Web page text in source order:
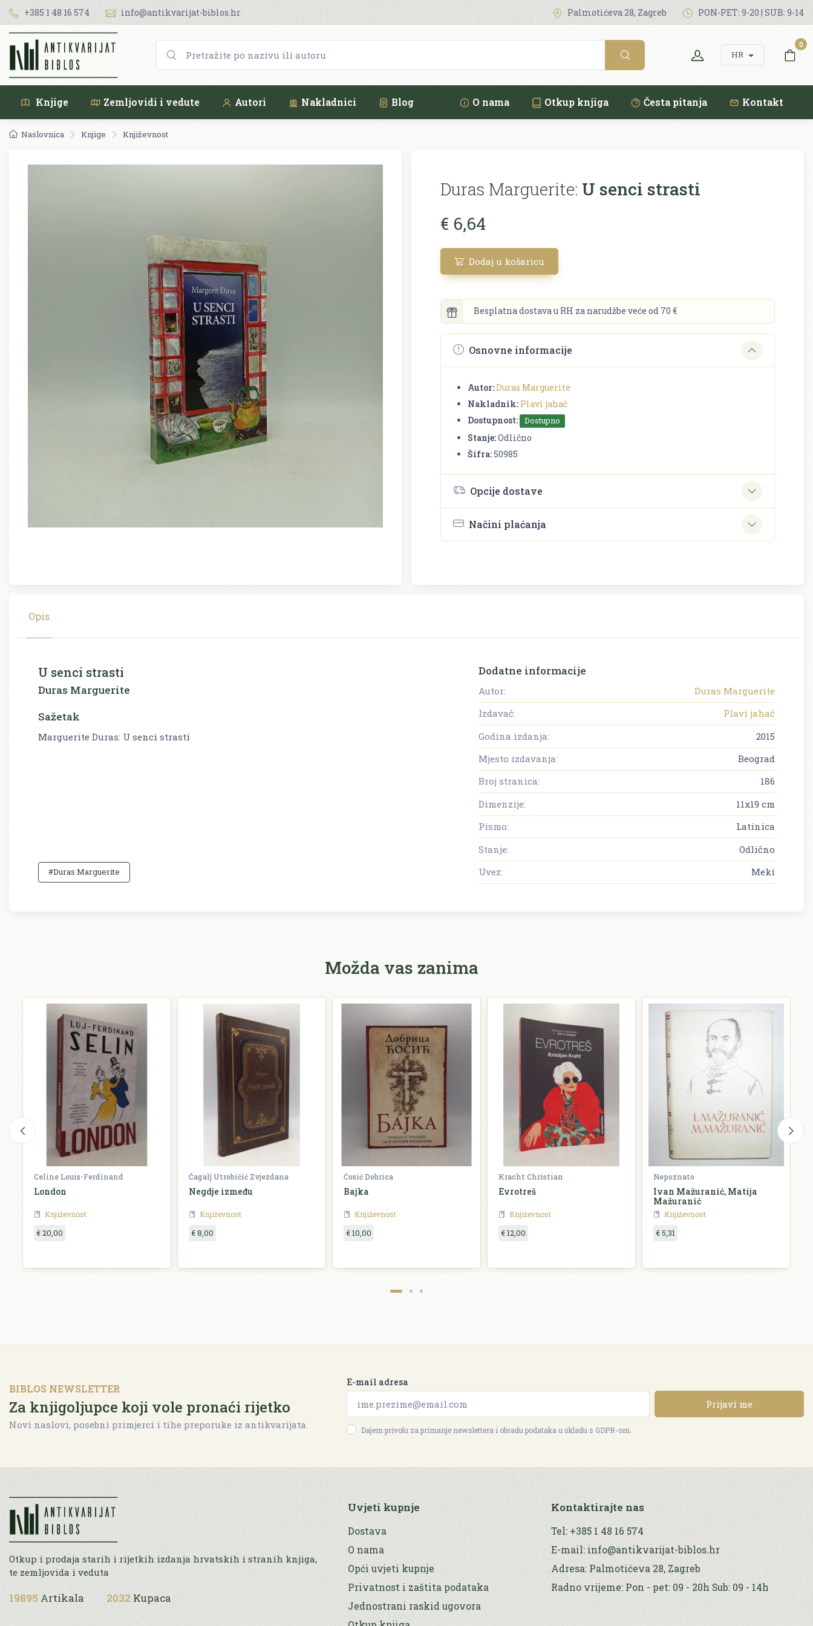
+385 1 48 16 574 info@antikvarijat-biblos.hr Palmotićeva 28, Zagreb PON-PET: 9-20 | SUB: 9-14
HR
0
Knjige Zemljovidi i vedute Autori Nakladnici Blog O nama Otkup knjiga Česta pitanja Kontakt
Naslovnica Knjige Književnost
Duras Marguerite: U senci strasti
€ 6,64
Dodaj u košaricu
Besplatna dostava u RH za narudžbe veće od 70 €
Osnovne informacije
Autor:Duras Marguerite
Nakladnik: Plavi jahač
Dostupnost:
Dostupno
Stanje:Odlično
Šifra:50985
Opcije dostave
Načini plaćanja
Opis
U senci strasti
Duras Marguerite
Sažetak
Marguerite Duras: U senci strasti
#Duras Marguerite
Dodatne informacije
Autor:
Duras Marguerite
Izdavač:
Plavi jahač
Godina izdanja:
2015
Mjesto izdavanja:
Beograd
Broj stranica:
186
Dimenzije:
11x19 cm
Pismo:
Latinica
Stanje:
Odlično
Uvez:
Meki
Možda vas zanima
Celine Louis-Ferdinand
London
Književnost
€ 20,00
Čagalj Utrobičić Zvjezdana
Negdje između
Književnost
€ 8,00
Ćosić Dobrica
Bajka
Književnost
€ 10,00
Kracht Christian
Evrotreš
Književnost
€ 12,00
Nepoznato
Ivan Mažuranić, Matija
Mažuranić
Književnost
€ 5,31
BIBLOS NEWSLETTER
Za knjigoljupce koji vole pronaći rijetko
Novi naslovi, posebni primjerci i tihe preporuke iz antikvarijata.
E-mail adresa
Prijavi me
Dajem privolu za primanje newslettera i obradu podataka u skladu s GDPR-om.
Otkup i prodaja starih i rijetkih izdanja hrvatskih i stranih knjiga,
te zemljovida i veduta
19895 Artikala 2032 Kupaca
Uvjeti kupnje
Dostava
O nama
Opći uvjeti kupnje
Privatnost i zaštita podataka
Jednostrani raskid ugovora
Kontaktirajte nas
Tel: +385 1 48 16 574
E-mail: info@antikvarijat-biblos.hr
Adresa: Palmotićeva 28, Zagreb
Radno vrijeme: Pon - pet: 09 - 20h Sub: 09 - 14h